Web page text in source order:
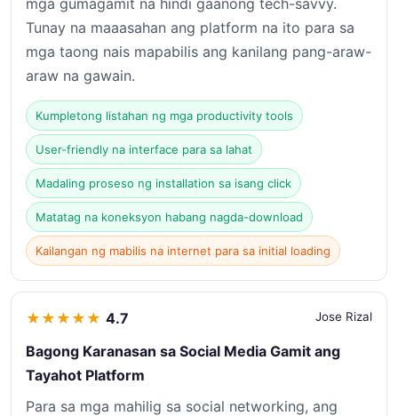
Tunay na maaasahan ang platform na ito para sa
mga taong nais mapabilis ang kanilang pang-araw-
araw na gawain.
Kumpletong listahan ng mga productivity tools
User-friendly na interface para sa lahat
Madaling proseso ng installation sa isang click
Matatag na koneksyon habang nagda-download
Kailangan ng mabilis na internet para sa initial loading
★ ★ ★ ★ ★ 4.7 Jose Rizal
Bagong Karanasan sa Social Media Gamit ang
Tayahot Platform
Para sa mga mahilig sa social networking, ang